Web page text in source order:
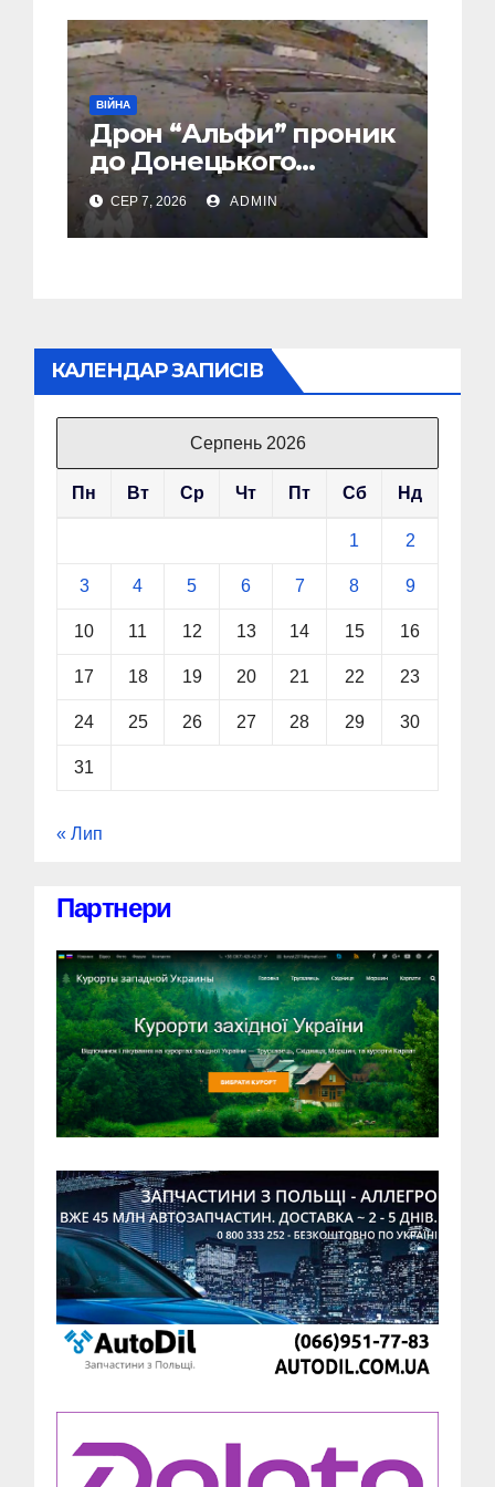
ВІЙНА
Дрон “Альфи” проник
до Донецького
аеропорту та спалив
“Шахед” ще до запуску
СЕР 7, 2026 ADMIN
КАЛЕНДАР ЗАПИСІВ
Серпень 2026
Пн Вт Ср Чт Пт Сб Нд
1 2
3 4 5 6 7 8 9
10 11 12 13 14 15 16
17 18 19 20 21 22 23
24 25 26 27 28 29 30
31
« Лип
Партнери